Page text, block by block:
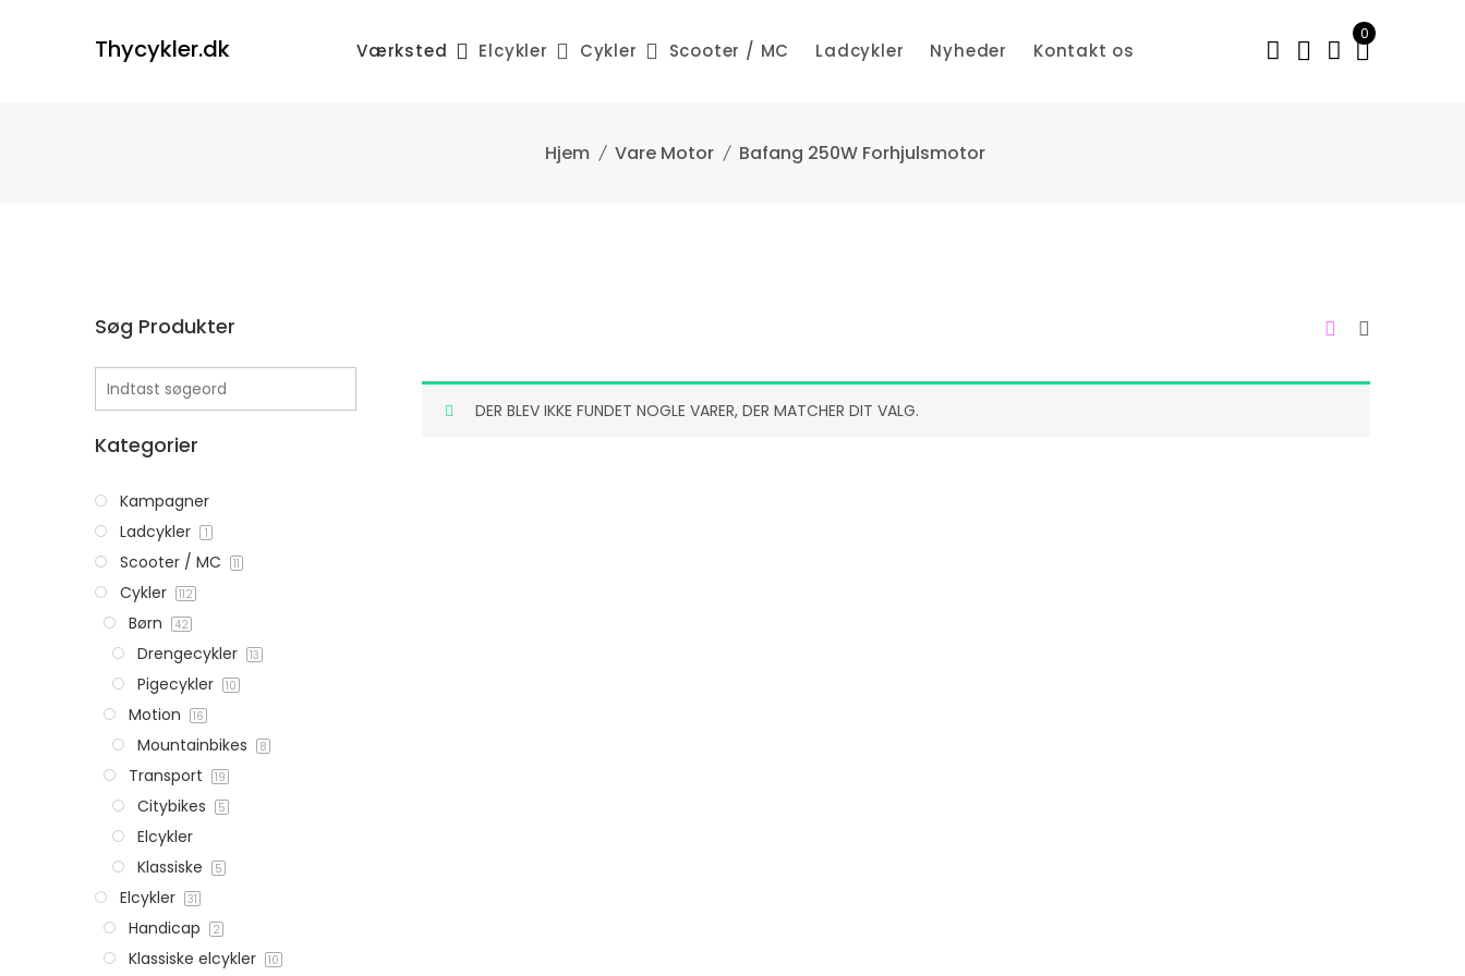
Thycykler.dk Værksted Elcykler Cykler Scooter / MC Ladcykler Nyheder Kontakt os
0
Vare Motor Bafang 250W Forhjulsmotor
Søg Produkter
Kategorier
Kampagner
Ladcykler
1
Scooter / MC 11
Cykler 112
Børn 42
Drengecykler 13
Pigecykler 10
Motion 16
Mountainbikes 8
Transport 19
Citybikes 5
Elcykler
Klassiske
5
Elcykler 31
Handicap 2
Klassiske elcykler 10
DER BLEV IKKE FUNDET NOGLE VARER, DER MATCHER DIT VALG.